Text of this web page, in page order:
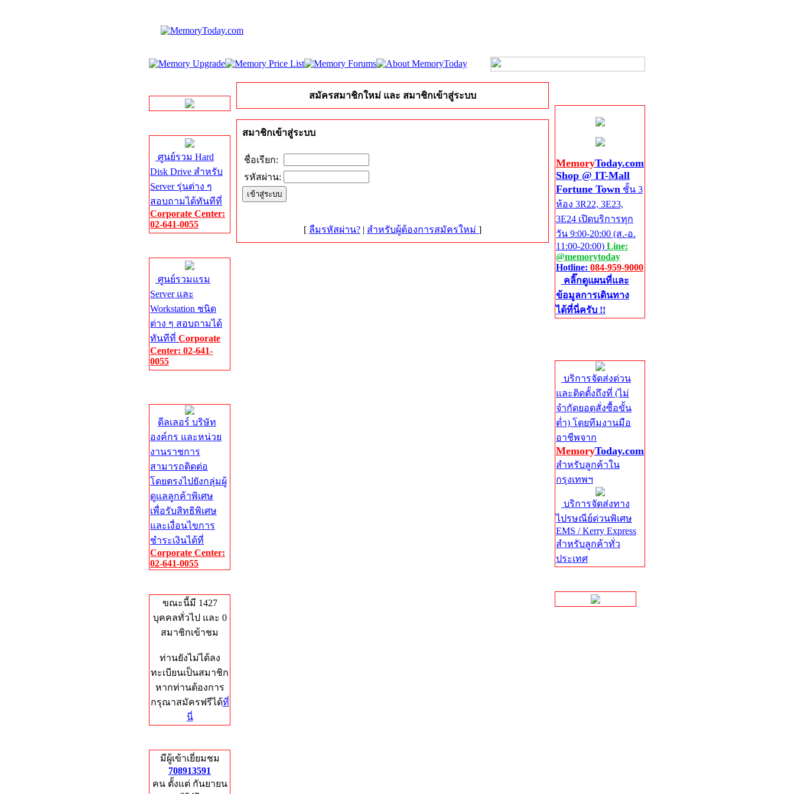
ศูนย์รวม Hard
Disk Drive สำหรับ
Server รุ่นต่าง ๆ
สอบถามได้ทันทีที่
Corporate Center:
02-641-0055
ศูนย์รวมแรม
Server และ
Workstation ชนิด
ต่าง ๆ สอบถามได้
ทันทีที่ Corporate
Center: 02-641-
0055
ดีลเลอร์ บริษัท
องค์กร และหน่วย
งานราชการ
สามารถติดต่อ
โดยตรงไปยังกลุ่มผู้
ดูแลลูกค้าพิเศษ
เพื่อรับสิทธิพิเศษ
และเงื่อนไขการ
ชำระเงินได้ที่
Corporate Center:
02-641-0055
ขณะนี้มี 1427
บุคคลทั่วไป และ 0
สมาชิกเข้าชม
ท่านยังไม่ได้ลง
ทะเบียนเป็นสมาชิก
หากท่านต้องการ
กรุณาสมัครฟรีได้ที่
นี่
มีผู้เข้าเยี่ยมชม
708913591
คน ตั้งแต่ กันยายน
สมัครสมาชิกใหม่ และ สมาชิกเข้าสู่ระบบ
สมาชิกเข้าสู่ระบบ
ชื่อเรียก:
รหัสผ่าน:
[ ลืมรหัสผ่าน? | สำหรับผู้ต้องการสมัครใหม่ ]
MemoryToday.com
Shop @ IT-Mall
Fortune Town ชั้น 3
ห้อง 3R22, 3E23,
3E24 เปิดบริการทุก
วัน 9:00-20:00 (ส.-อ.
11:00-20:00) Line:
@memorytoday
Hotline: 084-959-9000
คลิ๊กดูแผนที่และ
ข้อมูลการเดินทาง
ได้ที่นี่ครับ !!
บริการจัดส่งด่วน
และติดตั้งถึงที่ (ไม่
จำกัดยอดสั่งซื้อขั้น
ต่ำ) โดยทีมงานมือ
อาชีพจาก
MemoryToday.com
สำหรับลูกค้าใน
กรุงเทพฯ
บริการจัดส่งทาง
ไปรษณีย์ด่วนพิเศษ
EMS / Kerry Express
สำหรับลูกค้าทั่ว
ประเทศ